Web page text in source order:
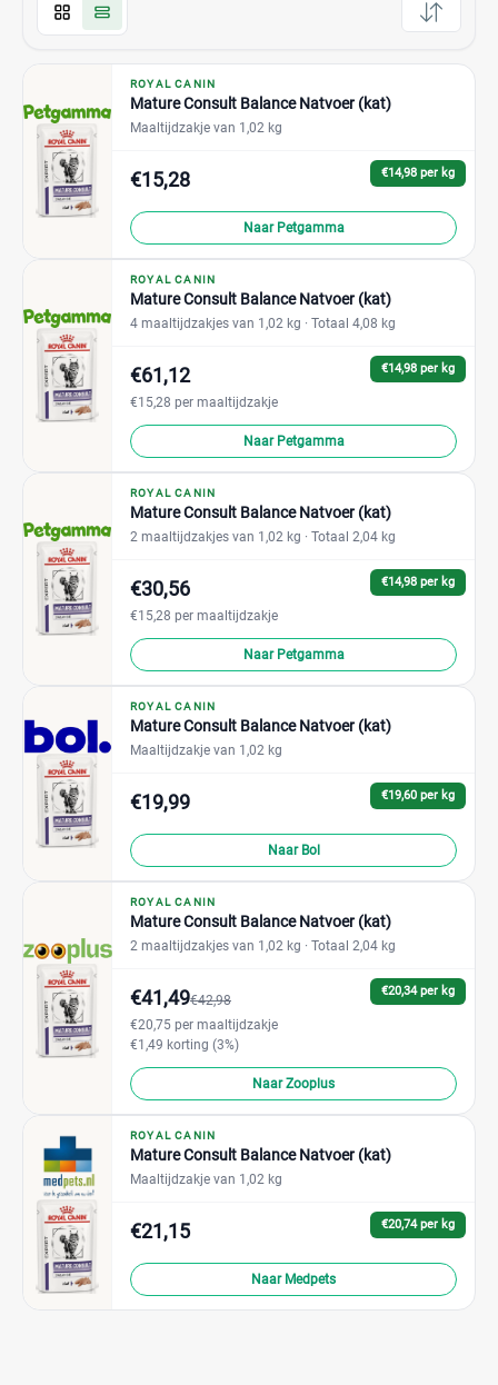
ROYAL CANIN
Mature Consult Balance Natvoer (kat)
Maaltijdzakje van 1,02 kg
€14,98 per kg
€15,28
Naar Petgamma
ROYAL CANIN
Mature Consult Balance Natvoer (kat)
4 maaltijdzakjes van 1,02 kg · Totaal 4,08 kg
€14,98 per kg
€61,12
€15,28 per maaltijdzakje
Naar Petgamma
ROYAL CANIN
Mature Consult Balance Natvoer (kat)
2 maaltijdzakjes van 1,02 kg · Totaal 2,04 kg
€14,98 per kg
€30,56
€15,28 per maaltijdzakje
Naar Petgamma
ROYAL CANIN
Mature Consult Balance Natvoer (kat)
Maaltijdzakje van 1,02 kg
€19,60 per kg
€19,99
Naar Bol
ROYAL CANIN
Mature Consult Balance Natvoer (kat)
2 maaltijdzakjes van 1,02 kg · Totaal 2,04 kg
€20,34 per kg
€41,49€42,98
€20,75 per maaltijdzakje
€1,49 korting (3%)
Naar Zooplus
ROYAL CANIN
Mature Consult Balance Natvoer (kat)
Maaltijdzakje van 1,02 kg
€20,74 per kg
€21,15
Naar Medpets